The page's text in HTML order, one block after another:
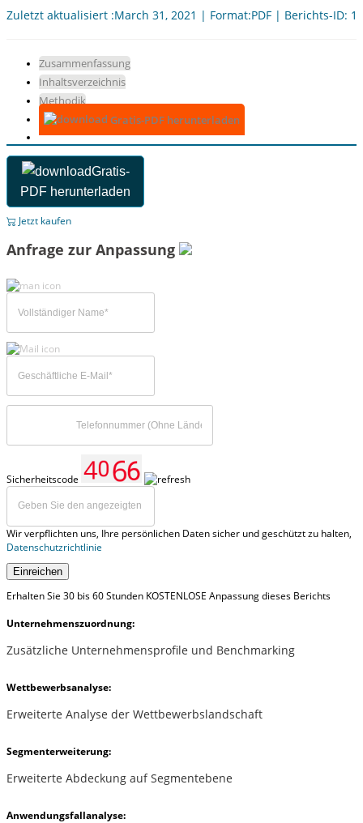
Zuletzt aktualisiert :March 31, 2021 | Format:PDF | Berichts-ID:
Zusammenfassung
Inhaltsverzeichnis
Methodik
Gratis-PDF herunterladen
Gratis-
PDF herunterladen
Jetzt kaufen
Anfrage zur Anpassung
Sicherheitscode
Wir verpflichten uns, Ihre persönlichen Daten sicher und geschützt zu halten,
Datenschutzrichtlinie
Einreichen
Erhalten Sie 30 bis 60 Stunden KOSTENLOSE Anpassung dieses Berichts
Unternehmenszuordnung:
Zusätzliche Unternehmensprofile und Benchmarking
Wettbewerbsanalyse:
Erweiterte Analyse der Wettbewerbslandschaft
Segmenterweiterung:
Erweiterte Abdeckung auf Segmentebene
Anwendungsfallanalyse: